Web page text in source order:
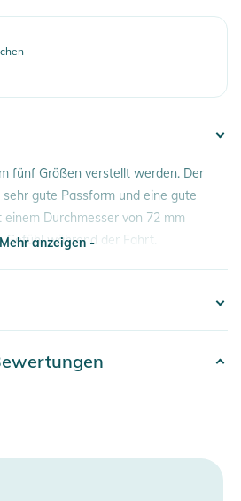
fünf Größen verstellt werden. Der
gute Passform und eine gute
Durchmesser von 72 mm
während der Fahrt.
System
anzeigen -